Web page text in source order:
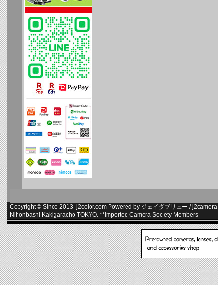
Copyright © Since 2013- j2color.com Powered by ジェイダブリュー /
Nihonbashi Kakigaracho TOKYO. ** Imported Camera Society Members